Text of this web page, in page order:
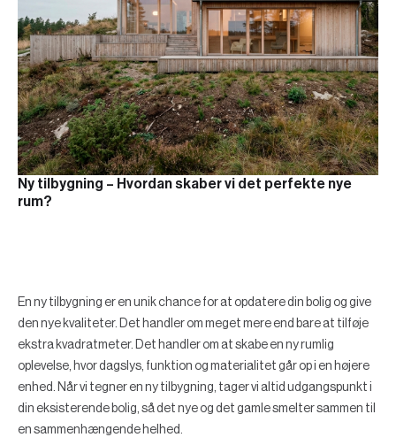
Ny tilbygning – Hvordan skaber vi det perfekte nye
rum?
En ny tilbygning er en unik chance for at opdatere din bolig og give
den nye kvaliteter. Det handler om meget mere end bare at tilføje
ekstra kvadratmeter. Det handler om at skabe en ny rumlig
oplevelse, hvor dagslys, funktion og materialitet går op i en højere
enhed. Når vi tegner en ny tilbygning, tager vi altid udgangspunkt i
din eksisterende bolig, så det nye og det gamle smelter sammen til
en sammenhængende helhed.